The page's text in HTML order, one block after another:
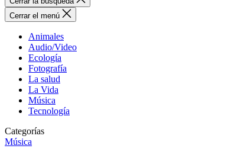
Cerrar el menú
Animales
Audio/Video
Ecología
Fotografía
La salud
La Vida
Música
Tecnología
Categorías
Música